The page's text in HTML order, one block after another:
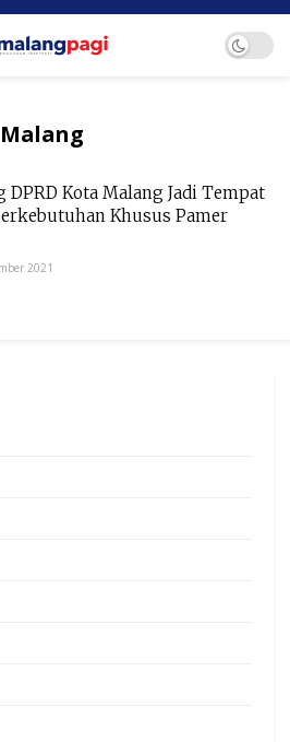
DPRD Kota Malang Jadi Tempat
Khusus Pamer
2021